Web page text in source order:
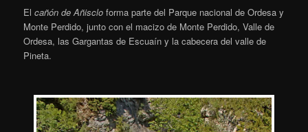
Elcañón de Añisclo forma parte del Parque nacional de Ordesa y
Monte Perdido, junto con el macizo de Monte Perdido, Valle de
Ordesa, las Gargantas de Escuaín y la cabecera del valle de
Pineta.